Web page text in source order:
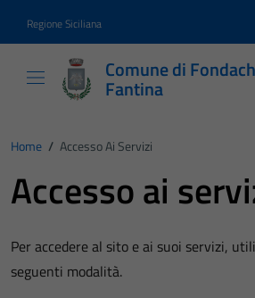
Regione Siciliana
Comune di
Fantina
Home / Accesso Ai Servizi
Accesso ai
Per accedere al sito e ai suoi servizi,
seguenti modalità.